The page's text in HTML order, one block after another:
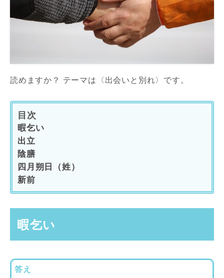
読めますか？ テーマは〈出会いと別れ〉です。
目次
暇乞い
出立
陰膳
四月朔日（姓）
新前
暇乞い
答え